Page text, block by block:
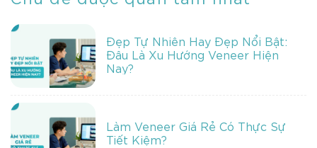
Đẹp Tự Nhiên Hay Đẹp Nổi Bật:
Đâu Là Xu Hướng Veneer Hiện
Nay?
Làm Veneer Giá Rẻ Có Thực Sự
Tiết Kiệm?